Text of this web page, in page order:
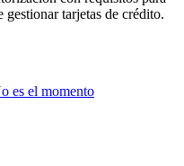
tarjetas de crédito.